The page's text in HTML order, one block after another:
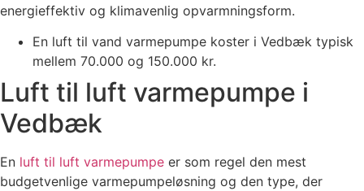
energieffektiv og klimavenlig opvarmningsform.
En luft til vand varmepumpe koster i Vedbæk typisk
mellem 70.000 og 150.000 kr.
Luft til luft varmepumpe i
Vedbæk
En luft til luft varmepumpe er som regel den mest
budgetvenlige varmepumpeløsning og den type, der